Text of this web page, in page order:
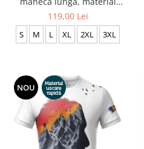
tehnic sport - CS62
119,00 Lei
S M L XL 2XL 3XL
NOU